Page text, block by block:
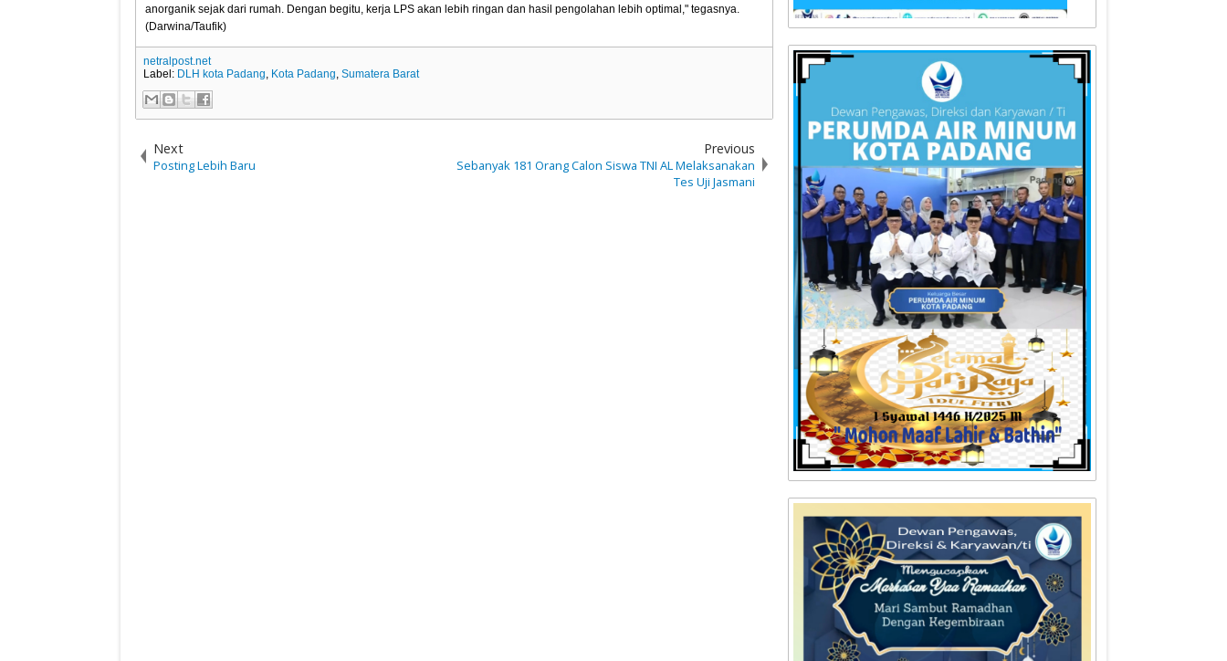
anorganik sejak dari rumah. Dengan begitu, kerja LPS akan lebih ringan dan hasil pengolahan lebih optimal," tegasnya.
(Darwina/Taufik)
netralpost.net
Label: DLH kota Padang, Kota Padang,Sumatera Barat
Next
Posting Lebih Baru
Previous
Sebanyak 181 Orang Calon Siswa TNI AL Melaksanakan
Tes Uji Jasmani